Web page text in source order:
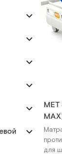
для